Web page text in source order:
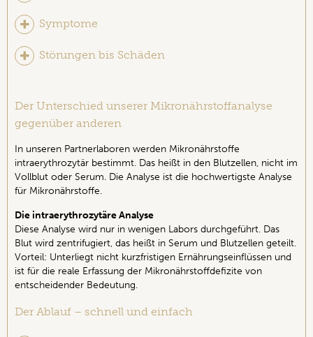
Symptome
Störungen bis Schäden
Der Unterschied unserer Mikronährstoffanalyse
gegenüber anderen
In unseren Partnerlaboren werden Mikronährstoffe
intraerythrozytär bestimmt. Das heißt in den Blutzellen, nicht im
Vollblut oder Serum. Die Analyse ist die hochwertigste Analyse
für Mikronährstoffe.
Die intraerythrozytäre Analyse
Diese Analyse wird nur in wenigen Labors durchgeführt. Das
Blut wird zentrifugiert, das heißt in Serum und Blutzellen geteilt.
Vorteil: Unterliegt nicht kurzfristigen Ernährungseinflüssen und
ist für die reale Erfassung der Mikronährstoffdefizite von
entscheidender Bedeutung.
Der Ablauf – schnell und einfach